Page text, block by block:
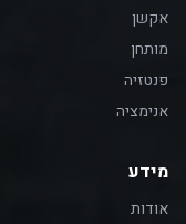
אקשן
מותחן
פנטזיה
אנימציה
מידע
אודות